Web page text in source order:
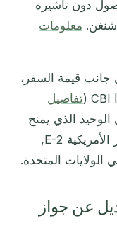
دون تأشيرة
معلومات
جانب قيمة السفر،
تفاصيل
الوحيد الذي يمنح
مواطنيه الوصول إلى تأشيرة المستثمر الأمريكية E-2,
الولايات المتحدة.
عن جواز